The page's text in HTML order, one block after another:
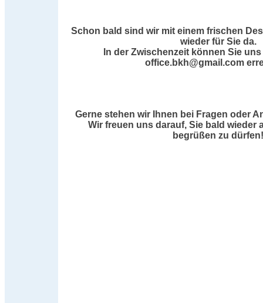
Schon bald sind wir mit einem frischen
wieder für Sie da.
In der Zwischenzeit können Sie
office.bkh@gmail.com
Gerne stehen wir Ihnen bei Fragen oder
Wir freuen uns darauf, Sie bald wieder
begrüßen zu dürfen!